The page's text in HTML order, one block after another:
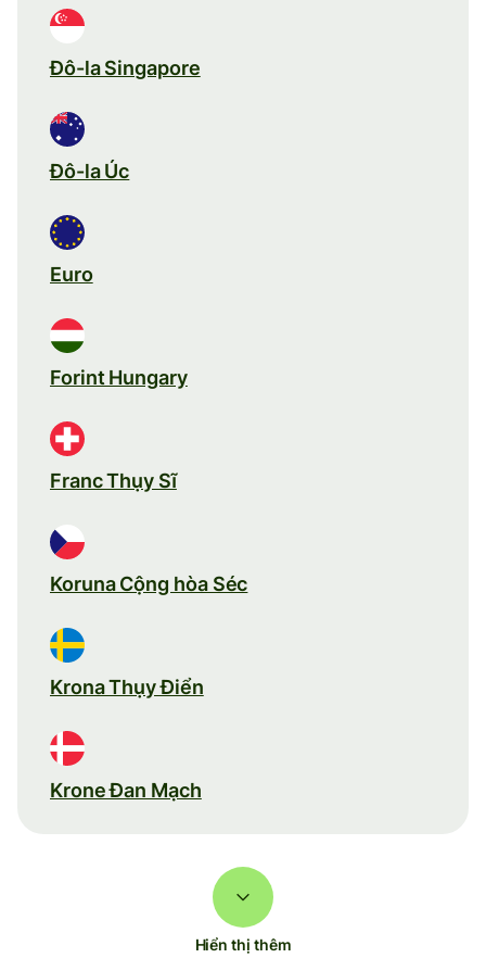
Đô-la Singapore
Đô-la Úc
Euro
Forint Hungary
Franc Thụy Sĩ
Koruna Cộng hòa Séc
Krona Thụy Điển
Krone Đan Mạch
Hiển thị thêm